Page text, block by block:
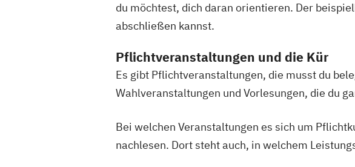
du möchtest, dich daran orientieren. Der
abschließen kannst.
Pflichtveranstaltungen und die Kür
Es gibt Pflichtveranstaltungen, die musst du
Wahlveranstaltungen und Vorlesungen, die du
Bei welchen Veranstaltungen es sich um
nachlesen. Dort steht auch, in welchem